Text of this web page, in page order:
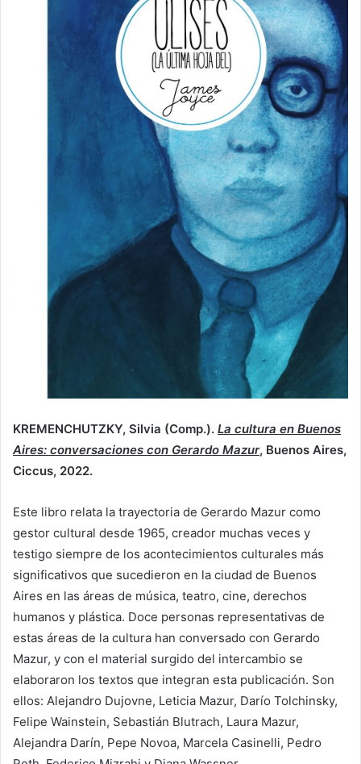
KREMENCHUTZKY, Silvia (Comp.). La cultura en Buenos
Aires: conversaciones con Gerardo Mazur, Buenos Aires,
Ciccus, 2022.
Este libro relata la trayectoria de Gerardo Mazur como
gestor cultural desde 1965, creador muchas veces y
testigo siempre de los acontecimientos culturales más
significativos que sucedieron en la ciudad de Buenos
Aires en las áreas de música, teatro, cine, derechos
humanos y plástica. Doce personas representativas de
estas áreas de la cultura han conversado con Gerardo
Mazur, y con el material surgido del intercambio se
elaboraron los textos que integran esta publicación. Son
ellos: Alejandro Dujovne, Leticia Mazur, Darío Tolchinsky,
Felipe Wainstein, Sebastián Blutrach, Laura Mazur,
Alejandra Darín, Pepe Novoa, Marcela Casinelli, Pedro